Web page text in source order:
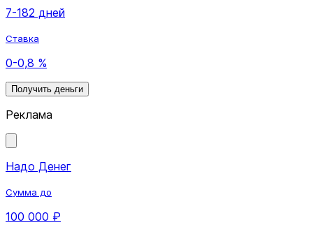
7-182 дней
Ставка
0-0,8 %
Получить деньги
Реклама
Надо Денег
Сумма до
100 000 ₽